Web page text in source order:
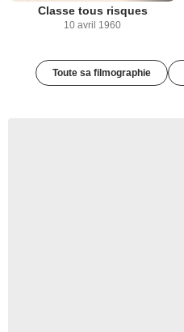
Classe tous risques
10 avril 1960
Toute sa filmographie